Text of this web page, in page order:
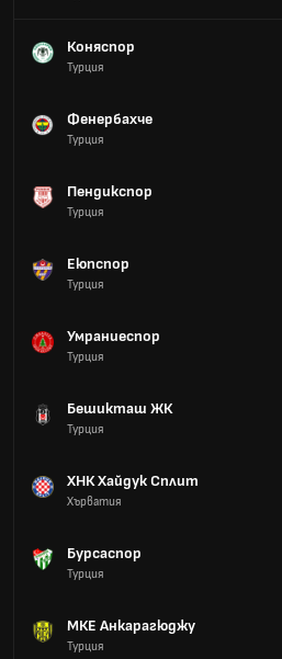
Коняспор
Турция
Фенербахче
Турция
Пендикспор
Турция
Еюпспор
Турция
Умраниеспор
Турция
Бешикташ ЖК
Турция
ХНК Хайдук Сплит
Хърватия
Бурсаспор
Турция
МКЕ Анкарагюджу
Турция